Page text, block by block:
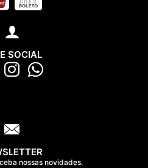
SOCIAL
nossas novidades.